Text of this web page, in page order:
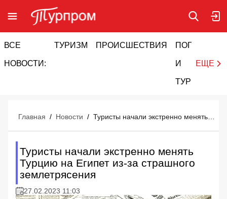
ВСЕ
НОВОСТИ:
ТУРИЗМ ПРОИСШЕСТВИЯ ПОГОДА
И
ТУРИЗМ
ЕЩЕ
Главная / Новости /
Туристы начали экстренно менять
Турцию на Египет из-за страшного
землетрясения
27.02.2023 11:03